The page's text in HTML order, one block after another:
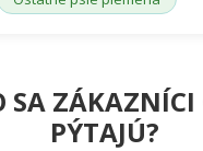
SA ZÁKAZNÍCI
PÝTAJÚ?